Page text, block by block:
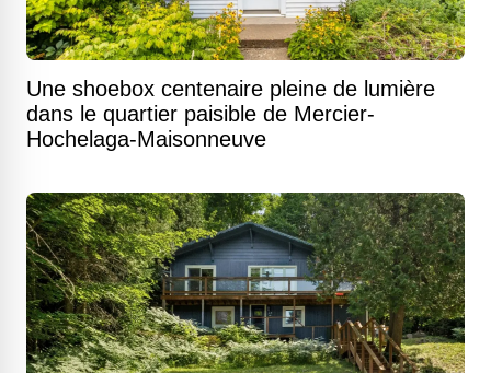
Une shoebox centenaire pleine de lumière
dans le quartier paisible de Mercier-
Hochelaga-Maisonneuve